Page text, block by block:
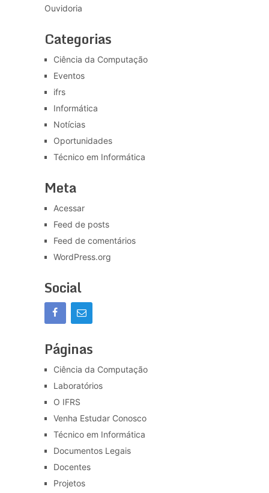
Ouvidoria
Categorias
Ciência da Computação
Eventos
ifrs
Informática
Notícias
Oportunidades
Técnico em Informática
Meta
Acessar
Feed de posts
Feed de comentários
WordPress.org
Social
Páginas
Ciência da Computação
Laboratórios
O IFRS
Venha Estudar Conosco
Técnico em Informática
Documentos Legais
Docentes
Projetos